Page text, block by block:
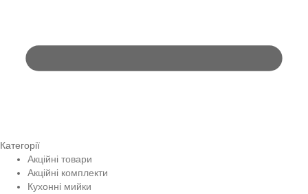
Категорії
Акційні товари
Акційні комплекти
Кухонні мийки